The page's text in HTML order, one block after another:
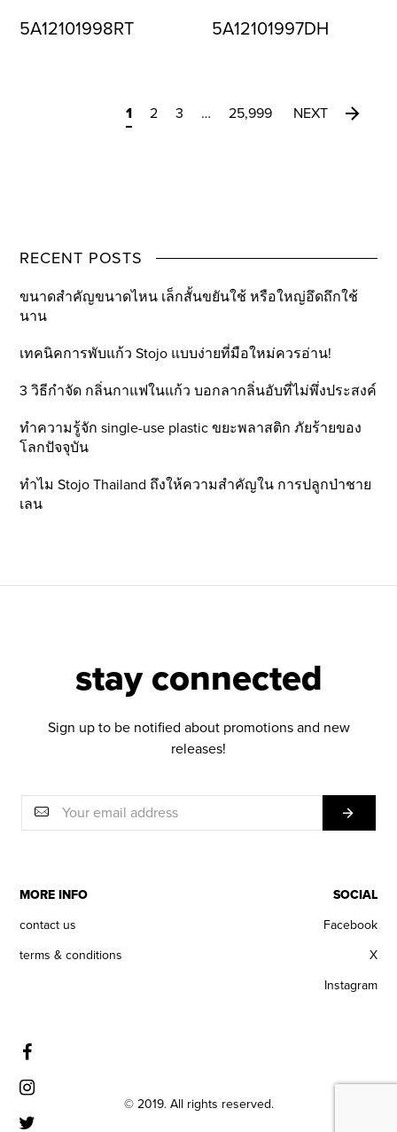
5A12101998RT 5A12101997DH
1 2 3 … 25,999 NEXT
RECENT POSTS
ขนาดสำคัญขนาดไหน เล็กสั้นขยันใช้ หรือใหญ่อึดถึกใช้
นาน
เทคนิคการพับแก้ว Stojo แบบง่ายที่มือใหม่ควรอ่าน!
3 วิธีกำจัด กลิ่นกาแฟในแก้ว บอกลากลิ่นอับที่ไม่พึ่งประสงค์
ทำความรู้จัก single-use plastic ขยะพลาสติก ภัยร้ายของ
โลกปัจจุบัน
ทำไม Stojo Thailand ถึงให้ความสำคัญใน การปลูกป่าชาย
เลน
stay connected
Sign up to be notified about promotions and new
releases!
MORE INFO
contact us
terms & conditions
SOCIAL
Facebook
X
Instagram
© 2019. All rights reserved.